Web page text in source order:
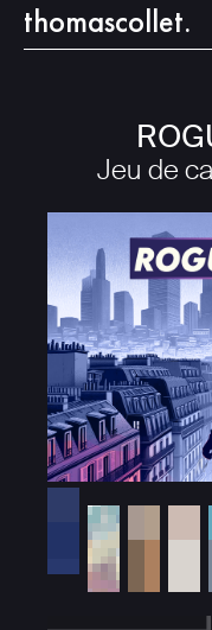
thomascollet.
Jeu de